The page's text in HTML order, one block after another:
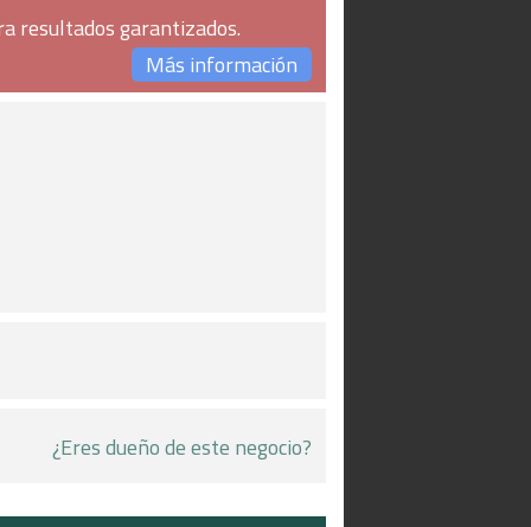
resultados garantizados.
Más información
¿Eres dueño de este negocio?